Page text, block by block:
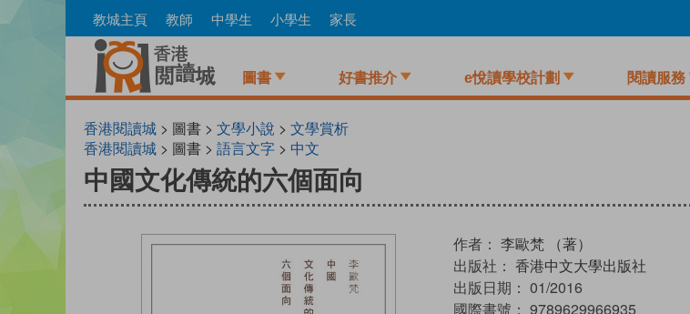
to
教城主頁 教師 中學生 小學生 家長
圖書 好書推介 e悅讀學校計劃 閱讀服務
香港閱讀城 > 圖書 > 文學小說 > 文學賞析
香港閱讀城 > 圖書 > 語言文字 > 中文
中國文化傳統的六個面向
作者： 李歐梵 （著）
出版社： 香港中文大學出版社
出版日期： 01/2016
國際書號： 9789629966935